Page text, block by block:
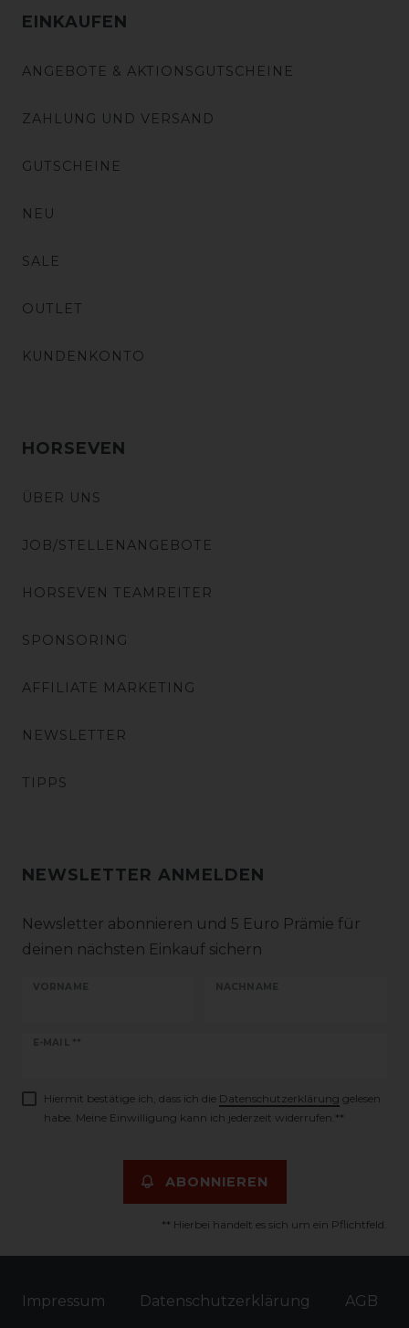
EINKAUFEN
ANGEBOTE & AKTIONSGUTSCHEINE
ZAHLUNG UND VERSAND
GUTSCHEINE
NEU
SALE
OUTLET
KUNDENKONTO
HORSEVEN
ÜBER UNS
JOB/STELLENANGEBOTE
HORSEVEN TEAMREITER
SPONSORING
AFFILIATE MARKETING
NEWSLETTER
TIPPS
NEWSLETTER ANMELDEN
Newsletter abonnieren und 5 Euro Prämie für
deinen nächsten Einkauf sichern
VORNAME NACHNAME
E-MAIL **
Newsletter
Hiermit bestätige ich, dass ich die Daten­schutz­erklärung gelesen
habe. Meine Einwilligung kann ich jederzeit widerrufen.**
ABONNIEREN
** Hierbei handelt es sich um ein Pflichtfeld.
Impressum Daten­schutz­erklärung AGB